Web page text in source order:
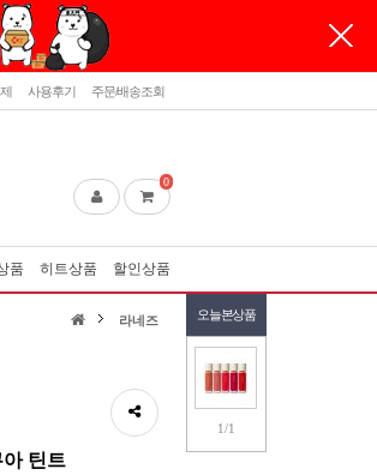
사용후기 주문/배송조회
0
품 히트상품 할인상품
오늘본상품
1/1
라네즈
틴트